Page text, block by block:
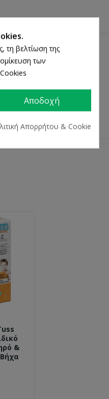
&
τη βελτίωση της
των
Αποδοχή
Απορρήτου & Cookie